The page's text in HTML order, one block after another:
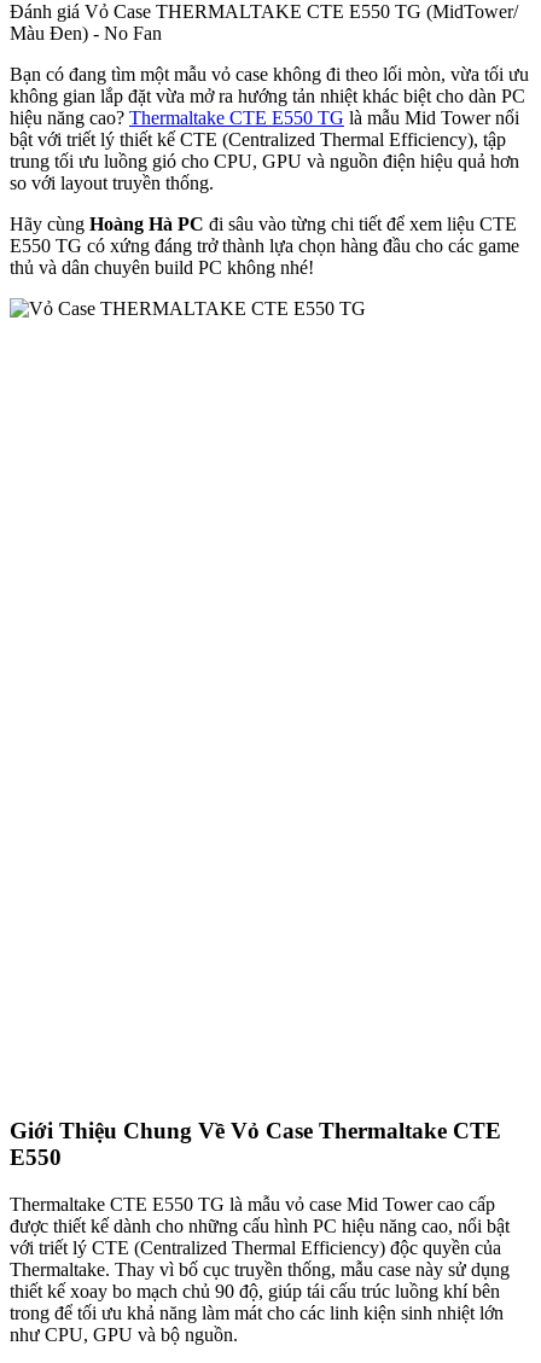
Đánh giá Vỏ Case THERMALTAKE CTE E550 TG (MidTower/
Màu Đen) - No Fan
Bạn có đang tìm một mẫu vỏ case không đi theo lối mòn, vừa tối ưu
không gian lắp đặt vừa mở ra hướng tản nhiệt khác biệt cho dàn PC
hiệu năng cao? Thermaltake CTE E550 TG là mẫu Mid Tower nổi
bật với triết lý thiết kế CTE (Centralized Thermal Efficiency), tập
trung tối ưu luồng gió cho CPU, GPU và nguồn điện hiệu quả hơn
so với layout truyền thống.
Hãy cùng Hoàng Hà PC đi sâu vào từng chi tiết để xem liệu CTE
E550 TG có xứng đáng trở thành lựa chọn hàng đầu cho các game
thủ và dân chuyên build PC không nhé!
Giới Thiệu Chung Về Vỏ Case Thermaltake CTE
E550
Thermaltake CTE E550 TG là mẫu vỏ case Mid Tower cao cấp
được thiết kế dành cho những cấu hình PC hiệu năng cao, nổi bật
với triết lý CTE (Centralized Thermal Efficiency) độc quyền của
Thermaltake. Thay vì bố cục truyền thống, mẫu case này sử dụng
thiết kế xoay bo mạch chủ 90 độ, giúp tái cấu trúc luồng khí bên
trong để tối ưu khả năng làm mát cho các linh kiện sinh nhiệt lớn
như CPU, GPU và bộ nguồn.